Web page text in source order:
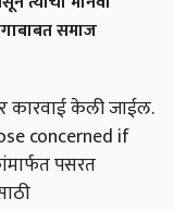
समाज
कारवाई केली जाईल.
concerned if
पसरत